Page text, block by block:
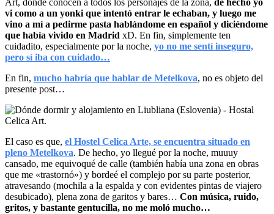
Art, donde conocen a todos los personajes de la zona, de hecho yo
vi como a un yonki que intentó entrar le echaban, y luego me
vino a mí a pedirme pasta hablándome en español y diciéndome
que había vivido en Madrid xD. En fin, simplemente ten
cuidadito, especialmente por la noche, yo no me sentí inseguro,
pero sí iba con cuidado…
En fin, mucho habría que hablar de Metelkova, no es objeto del
presente post…
El caso es que, el Hostel Celica Arte, se encuentra situado en
pleno Metelkova. De hecho, yo llegué por la noche, muuuy
cansado, me equivoqué de calle (también había una zona en obras
que me «trastornó») y bordeé el complejo por su parte posterior,
atravesando (mochila a la espalda y con evidentes pintas de viajero
desubicado), plena zona de garitos y bares… Con música, ruido,
gritos, y bastante gentucilla, no me moló mucho…